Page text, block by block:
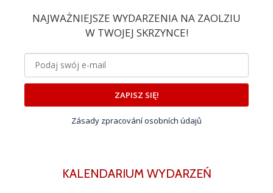
NAJWAŻNIEJSZE WYDARZENIA NA ZAOLZIU
W TWOJEJ SKRZYNCE!
ZAPISZ SIĘ!
Zásady zpracování osobních údajů
KALENDARIUM WYDARZEŃ